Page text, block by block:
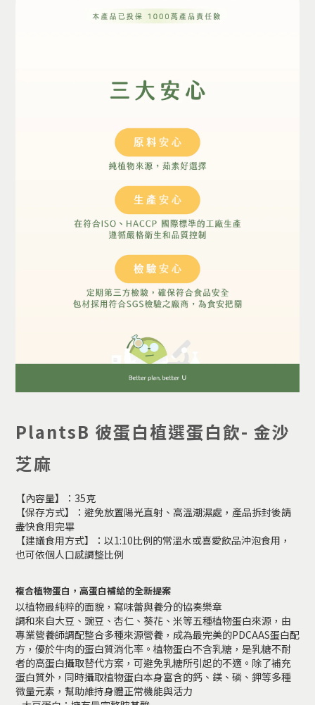
PlantsB 彼蛋白植選蛋白飲- 金沙
芝麻
【內容量】：35克
【保存方式】：避免放置陽光直射、高溫潮濕處，產品拆封後請
盡快食用完畢
【建議食用方式】：以1:10比例的常溫水或喜愛飲品沖泡食用，
也可依個人口感調整比例
複合植物蛋白，高蛋白補給的全新提案
以植物最純粹的面貌，寫味蕾與養分的協奏樂章
調和來自大豆、豌豆、杏仁、葵花、米等五種植物蛋白來源，由
專業營養師調配整合多種來源營養，成為最完美的PDCAAS蛋白配
方，優於牛肉的蛋白質消化率。植物蛋白不含乳糖，是乳糖不耐
者的高蛋白攝取替代方案，可避免乳糖所引起的不適。除了補充
蛋白質外，同時攝取植物蛋白本身富含的鈣、鎂、磷、鉀等多種
微量元素，幫助維持身體正常機能與活力